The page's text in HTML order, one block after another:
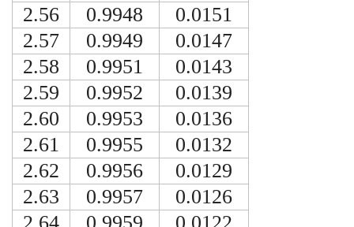
2.56
0.9948
0.0151
2.57
0.9949
0.0147
2.58
0.9951
0.0143
2.59
0.9952
0.0139
2.60
0.9953
0.0136
2.61
0.9955
0.0132
2.62
0.9956
0.0129
2.63
0.9957
0.0126